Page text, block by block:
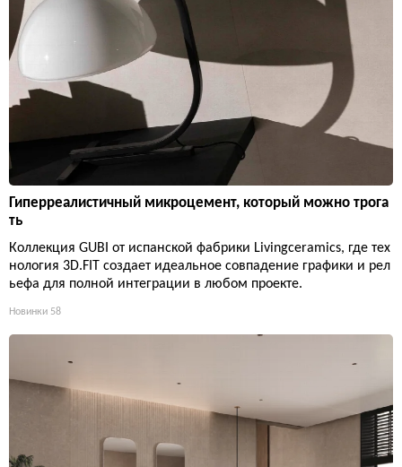
Гиперреалистичный микроцемент, который можно трога
ть
Коллекция GUBI от испанской фабрики Livingceramics, где тех
нология 3D.FIT создает идеальное совпадение графики и рел
ьефа для полной интеграции в любом проекте.
Новинки 58